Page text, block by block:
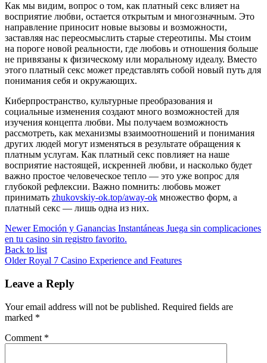
Как мы видим, вопрос о том, как платный секс влияет на
восприятие любви, остается открытым и многозначным. Это
направление приносит новые вызовы и возможности,
заставляя нас переосмыслить старые стереотипы. Мы стоим
на пороге новой реальности, где любовь и отношения больше
не привязаны к физическому или моральному идеалу. Вместо
этого платный секс может представлять собой новый путь для
понимания себя и окружающих.
Киберпространство, культурные преобразования и
социальные изменения создают много возможностей для
изучения концепта любви. Мы получаем возможность
рассмотреть, как механизмы взаимоотношений и понимания
других людей могут изменяться в результате обращения к
платным услугам. Как платный секс повлияет на наше
восприятие настоящей, искренней любви, и насколько будет
важно простое человеческое тепло — это уже вопрос для
глубокой рефлексии. Важно помнить: любовь может
принимать zhukovskiy-ok.top/away-ok множество форм, а
платный секс — лишь одна из них.
Newer Emoción y Ganancias Instantáneas Juega sin complicaciones
en tu casino sin registro favorito.
Back to list
Older Royal 7 Casino Experience and Features
Leave a Reply
Your email address will not be published. Required fields are
marked *
Comment *